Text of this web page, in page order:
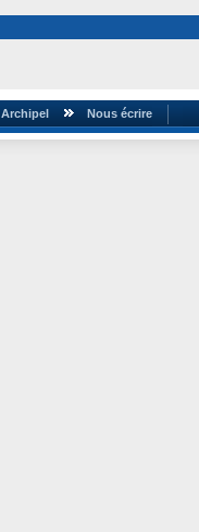
Archipel Nous écrire